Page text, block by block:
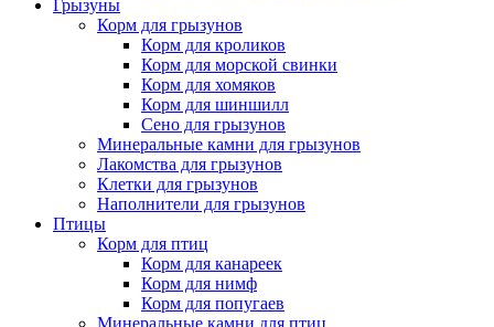
Грызуны
Корм для грызунов
Корм для кроликов
Корм для морской свинки
Корм для хомяков
Корм для шиншилл
Сено для грызунов
Минеральные камни для грызунов
Лакомства для грызунов
Клетки для грызунов
Наполнители для грызунов
Птицы
Корм для птиц
Корм для канареек
Корм для нимф
Корм для попугаев
Минеральные камни для птиц